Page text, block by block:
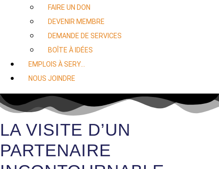
FAIRE UN DON
DEVENIR MEMBRE
DEMANDE DE SERVICES
BOÎTE À IDÉES
EMPLOIS À SERY…
NOUS JOINDRE
LA VISITE D’UN
PARTENAIRE